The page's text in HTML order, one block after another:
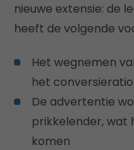
nieuwe extensie: de
heeft de volgende
Het wegnemen
het
De advertentie
prikkelender, wat
komen